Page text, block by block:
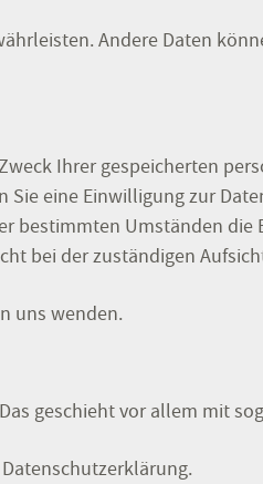
Andere Daten
Ihrer gespeicherten
eine Einwilligung zur
bestimmten Umständen die
bei der zuständigen
uns wenden.
geschieht vor allem mit